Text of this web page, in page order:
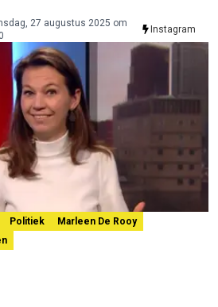
27 augustus 2025 om
Instagram
Politiek
Marleen De Rooy